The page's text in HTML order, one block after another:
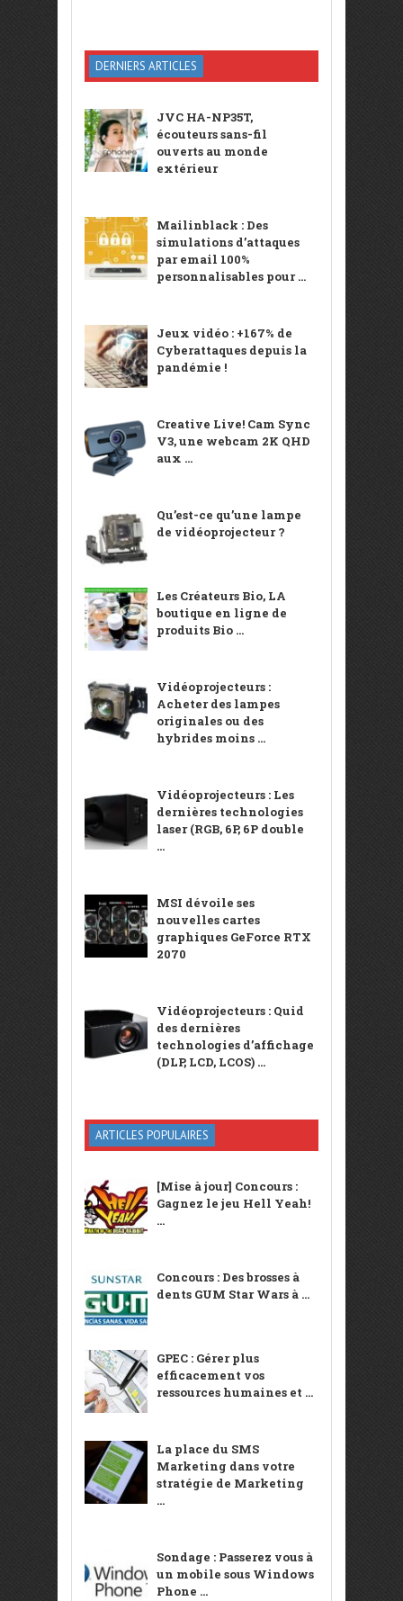
DERNIERS ARTICLES
JVC HA-NP35T,
écouteurs sans-fil
ouverts au monde
extérieur
Mailinblack : Des
simulations d’attaques
par email 100%
personnalisables pour ...
Jeux vidéo : +167% de
Cyberattaques depuis la
pandémie !
Creative Live! Cam Sync
V3, une webcam 2K QHD
aux ...
Qu’est-ce qu’une lampe
de vidéoprojecteur ?
Les Créateurs Bio, LA
boutique en ligne de
produits Bio ...
Vidéoprojecteurs :
Acheter des lampes
originales ou des
hybrides moins ...
Vidéoprojecteurs : Les
dernières technologies
laser (RGB, 6P, 6P double
...
MSI dévoile ses
nouvelles cartes
graphiques GeForce RTX
2070
Vidéoprojecteurs : Quid
des dernières
technologies d’affichage
(DLP, LCD, LCOS) ...
ARTICLES POPULAIRES
[Mise à jour] Concours :
Gagnez le jeu Hell Yeah!
...
Concours : Des brosses à
dents GUM Star Wars à ...
GPEC : Gérer plus
efficacement vos
ressources humaines et ...
La place du SMS
Marketing dans votre
stratégie de Marketing
...
Sondage : Passerez vous à
un mobile sous Windows
Phone ...